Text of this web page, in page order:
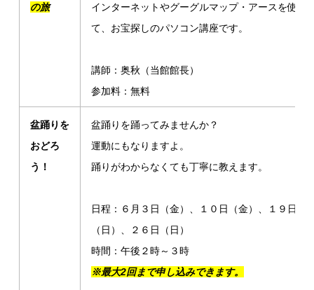
の旅
インターネットやグーグルマップ・アースを使っ
て、お宝探しのパソコン講座です。
講師：奥秋（当館館長）
参加料：無料
盆踊りを
おどろ
う！
盆踊りを踊ってみませんか？
運動にもなりますよ。
踊りがわからなくても丁寧に教えます。
日程：６月３日（金）、１０日（金）、１９日
（日）、２６日（日）
時間：午後２時～３時
※最大2回まで申し込みできます。